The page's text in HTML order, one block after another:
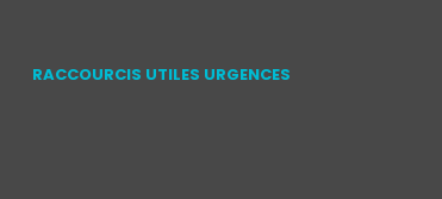
RACCOURCIS UTILES URGENCES